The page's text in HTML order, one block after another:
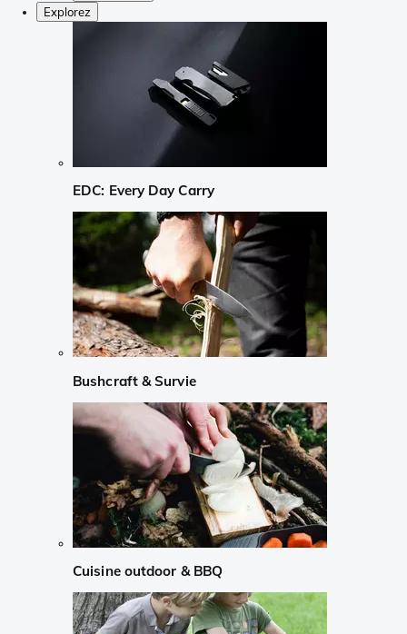
Explorez
EDC: Every Day Carry
Bushcraft & Survie
Cuisine outdoor & BBQ